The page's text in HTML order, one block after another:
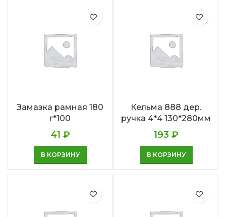
Замазка рамная 180
г*100
41 ₽
В КОРЗИНУ
Кельма 888 дер.
ручка 4*4 130*280мм
193 ₽
В КОРЗИНУ